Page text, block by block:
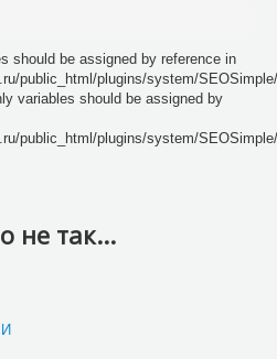
should be assigned by reference in
public_html/plugins/system/
variables should be assigned by
public_html/plugins/system/
не так...